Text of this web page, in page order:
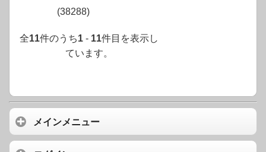
(38288)
全11件のうち1 - 11件目を表示し
ています。
メインメニュー